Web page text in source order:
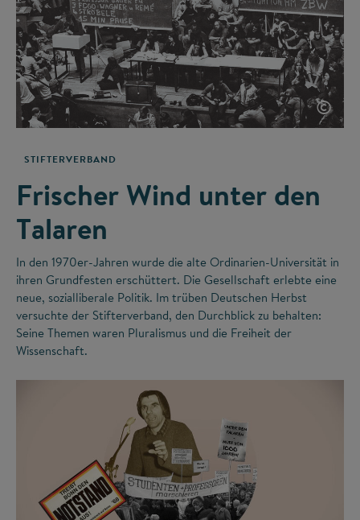
©
STIFTERVERBAND
Frischer Wind unter den
Talaren
In den 1970er-Jahren wurde die alte Ordinarien-Universität in
ihren Grundfesten erschüttert. Die Gesellschaft erlebte eine
neue, sozialliberale Politik. Im trüben Deutschen Herbst
versuchte der Stifterverband, den Durchblick zu behalten:
Seine Themen waren Pluralismus und die Freiheit der
Wissenschaft.